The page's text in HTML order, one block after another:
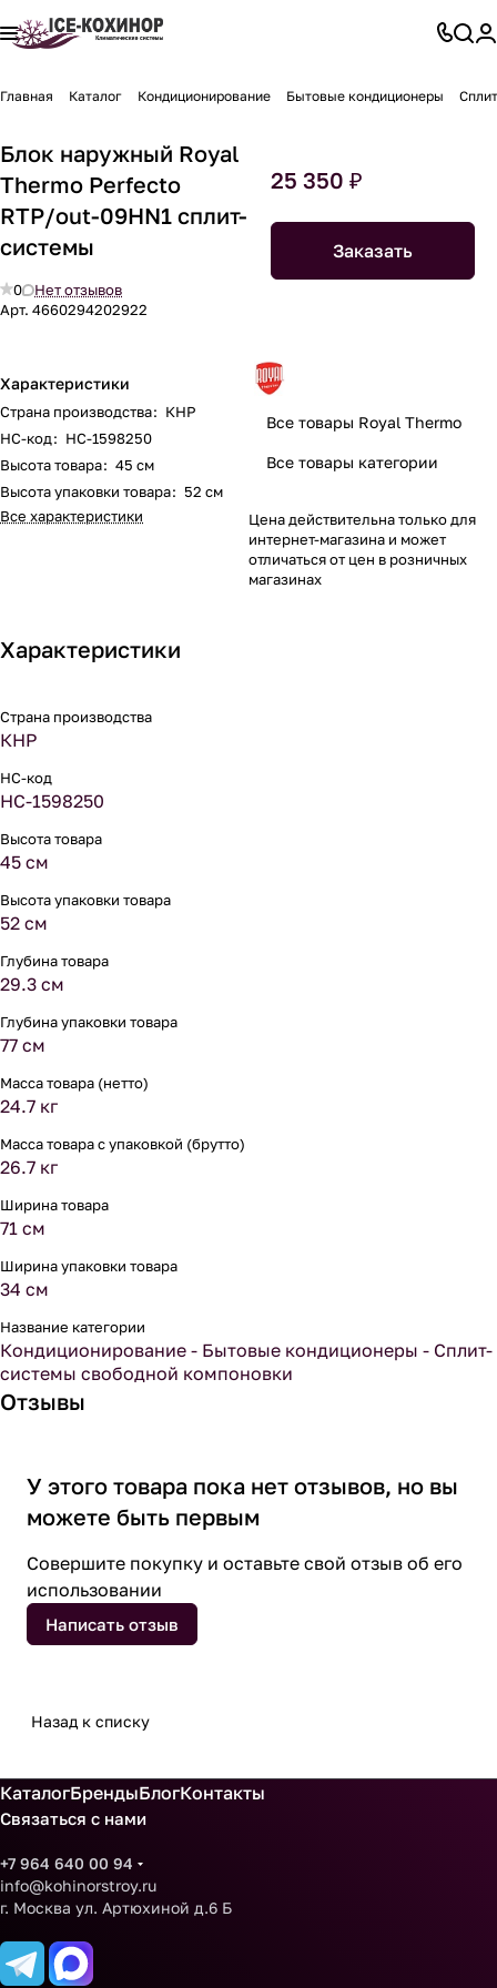
Главная Каталог Кондиционирование Бытовые кондиционеры
Блок наружный Royal
Thermo Perfecto
RTP/out-09HN1 сплит-
системы
0
Нет отзывов
Арт. 4660294202922
Характеристики
Страна производства: КНР
НС-код: НС-1598250
Высота товара: 45 см
Высота упаковки товара: 52 см
Все характеристики
25 350 ₽
Заказать
Все товары Royal Thermo
Все товары категории
Цена действительна только для
интернет-магазина и может
отличаться от цен в розничных
магазинах
Характеристики
Страна производства
КНР
НС-код
НС-1598250
Высота товара
45 см
Высота упаковки товара
52 см
Глубина товара
29.3 см
Глубина упаковки товара
77 см
Масса товара (нетто)
24.7 кг
Масса товара с упаковкой (брутто)
26.7 кг
Ширина товара
71 см
Ширина упаковки товара
34 см
Название категории
Кондиционирование - Бытовые кондиционеры - Сплит-
системы свободной компоновки
Отзывы
У этого товара пока нет отзывов, но вы
можете быть первым
Совершите покупку и оставьте свой отзыв об его
использовании
Написать отзыв
Назад к списку
КаталогБрендыБлогКонтакты
Связаться с нами
+7 964 640 00 94
info@kohinorstroy.ru
г. Москва ул. Артюхиной д.6 Б